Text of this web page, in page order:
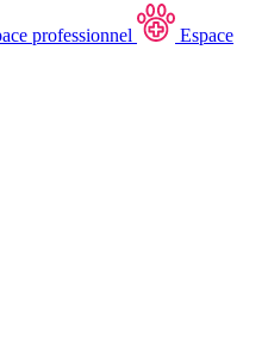
professionnel
Espace